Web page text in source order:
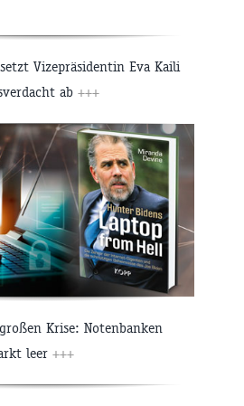
Vizepräsidentin Eva Kaili
ab +++
Krise: Notenbanken
leer +++